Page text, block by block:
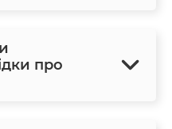
про